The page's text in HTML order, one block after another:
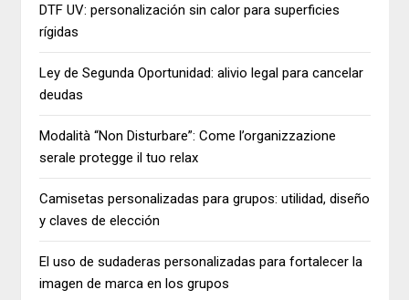
DTF UV: personalización sin calor para superficies
rígidas
Ley de Segunda Oportunidad: alivio legal para cancelar
deudas
Modalità “Non Disturbare”: Come l’organizzazione
serale protegge il tuo relax
Camisetas personalizadas para grupos: utilidad, diseño
y claves de elección
El uso de sudaderas personalizadas para fortalecer la
imagen de marca en los grupos